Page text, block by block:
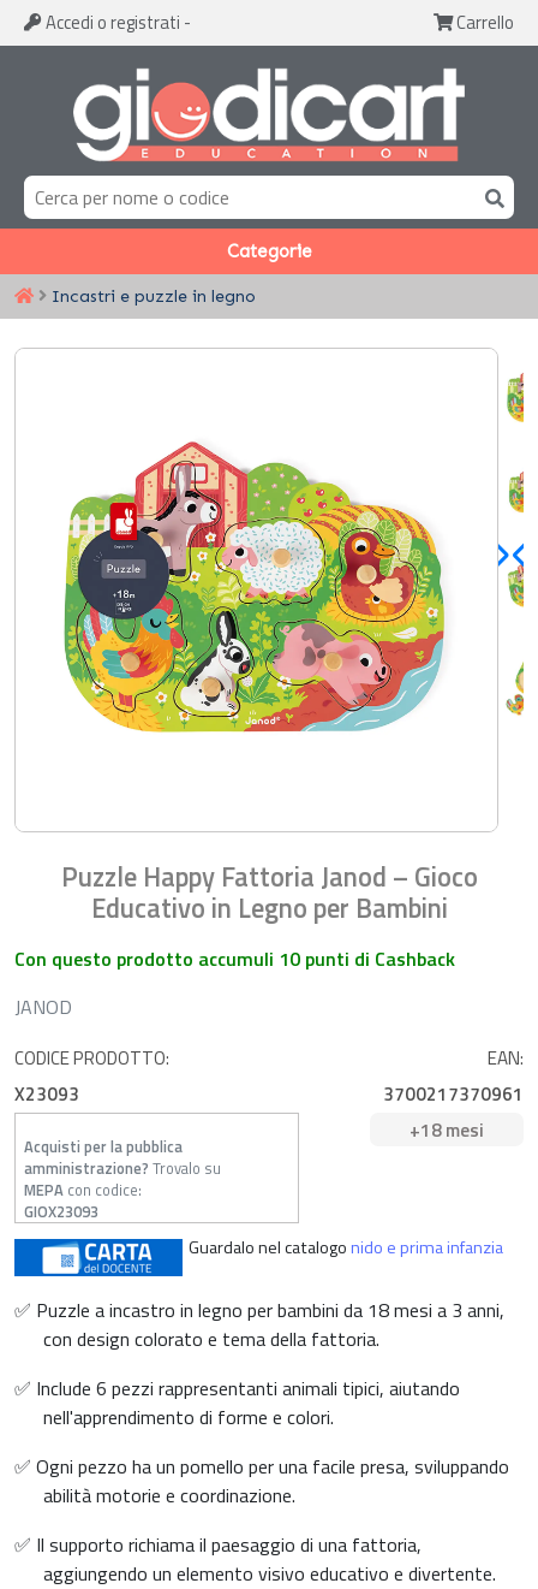
Accedi o registrati - Carrello
Categorie
Incastri e puzzle in legno
Puzzle Happy Fattoria Janod – Gioco
Educativo in Legno per Bambini
Con questo prodotto accumuli 10 punti di Cashback
JANOD
CODICE PRODOTTO:
X23093
EAN:
3700217370961
Acquisti per la pubblica
amministrazione? Trovalo su
MEPA con codice:
GIOX23093
+18 mesi
Guardalo nel catalogonido e prima infanzia
✅ Puzzle a incastro in legno per bambini da 18 mesi a 3 anni,
con design colorato e tema della fattoria.
✅ Include 6 pezzi rappresentanti animali tipici, aiutando
nell'apprendimento di forme e colori.
✅ Ogni pezzo ha un pomello per una facile presa, sviluppando
abilità motorie e coordinazione.
✅ Il supporto richiama il paesaggio di una fattoria,
aggiungendo un elemento visivo educativo e divertente.